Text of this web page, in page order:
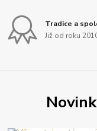
Tradice a
Již od roku